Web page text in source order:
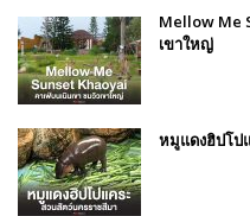
Mellow Me
เขาใหญ่
หมูแดงฮิปโป